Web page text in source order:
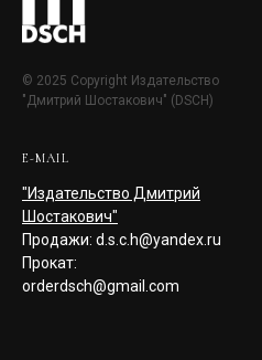
© 2025 Copyright Издательство
"Дмитрий Шостакович" (DSCH)
E-MAIL
"Издательство Дмитрий
Шостакович"
Продажи: d.s.c.h@yandex.ru
Прокат:
orderdsch@gmail.com